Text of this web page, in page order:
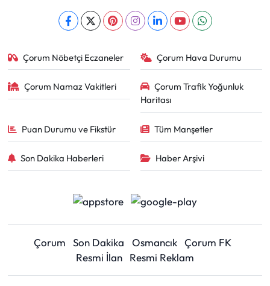
Çorum Nöbetçi Eczaneler Çorum Hava Durumu
Çorum Namaz Vakitleri
Çorum Trafik Yoğunluk
Haritası
Puan Durumu ve Fikstür Tüm Manşetler
Son Dakika Haberleri Haber Arşivi
Çorum Son Dakika Osmancık Çorum FK
Resmi İlan
Resmi Reklam